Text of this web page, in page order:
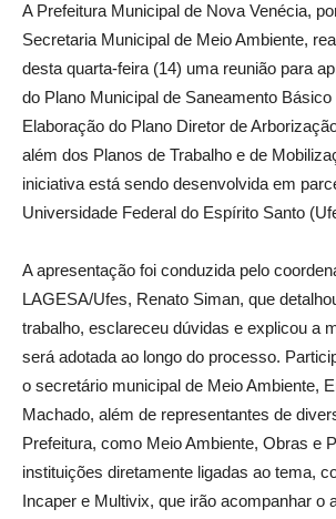
A Prefeitura Municipal de Nova Venécia,
Secretaria Municipal de Meio Ambiente,
desta quarta-feira (14) uma reunião para
do Plano Municipal de Saneamento
Elaboração do Plano Diretor de
além dos Planos de Trabalho e de
iniciativa está sendo desenvolvida em
Universidade Federal do Espírito Santo
A apresentação foi conduzida pelo
LAGESA/Ufes, Renato Siman, que
trabalho, esclareceu dúvidas e explicou a
será adotada ao longo do processo.
o secretário municipal de Meio Ambiente,
Machado, além de representantes de
Prefeitura, como Meio Ambiente, Obras e
instituições diretamente ligadas ao tema,
Incaper e Multivix, que irão acompanhar o